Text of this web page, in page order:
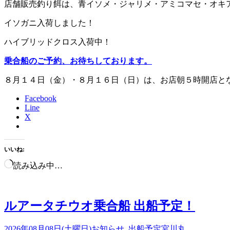
店舗販売釣り餌は、青イソメ・ジャリメ・アミコマセ・オキ
イソガニ入荷しました！
ハイブリッドクロス入荷中！
乗合船のご予約、お待ちしております。
８月１４日（金）・８月１６日（日）は、お店朝５時開店と
Facebook
Line
X
いいね:
読み込み中…
ルアータチウオ乗合船 出船予定！